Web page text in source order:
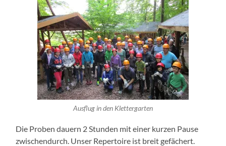
Ausflug in den Klettergarten
Die Proben dauern 2 Stunden mit einer kurzen Pause
zwischendurch. Unser Repertoire ist breit gefächert.